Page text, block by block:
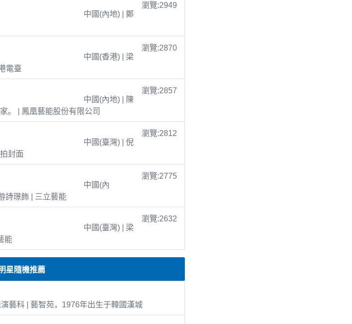
瀏覽:2949
中國(內地) | 鄭
瀏覽:2870
中國(香港) | 梁
電臺
瀏覽:2857
中國(內地) | 陳
。 | 鳳凰藝能股份有限公司
瀏覽:2812
中國(臺灣) | 倪
封面
瀏覽:2775
中國(內
詩璟飾 | 三立藝能
瀏覽:2632
中國(臺灣) | 梁
能
星隨機推薦
藝科 | 藝智苑，1976年出生于韓國漢城